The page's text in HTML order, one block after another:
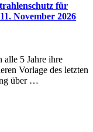
für
November 2026
alle 5 Jahre ihre
Vorlage des letzten
über …